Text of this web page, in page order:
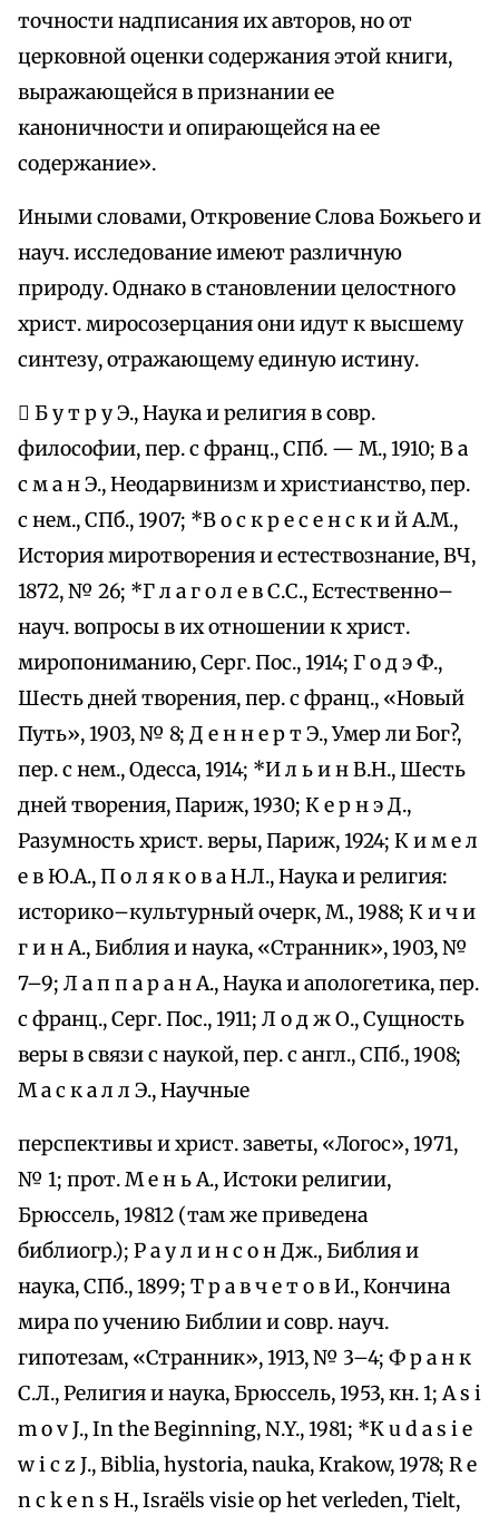
точности надписания их авторов, но от
церковной оценки содержания этой книги,
выражающейся в признании ее
каноничности и опирающейся на ее
содержание».
Иными словами, Откровение Слова Божьего и
науч. исследование имеют различную
природу. Однако в становлении целостного
христ. миросозерцания они идут к высшему
синтезу, отражающему единую истину.
 Б у т р у Э., Наука и религия в совр.
философии, пер. с франц., СПб. — М., 1910; В а
с м а н Э., Неодарвинизм и христианство, пер.
с нем., СПб., 1907; *В о с к р е с е н с к и й А.М.,
История миротворения и естествознание, ВЧ,
1872, № 26; *Г л а г о л е в С.С., Естественно–
науч. вопросы в их отношении к христ.
миропониманию, Серг. Пос., 1914; Г о д э Ф.,
Шесть дней творения, пер. с франц., «Новый
Путь», 1903, № 8; Д е н н е р т Э., Умер ли Бог?,
пер. с нем., Одесса, 1914; *И л ь и н В.Н., Шесть
дней творения, Париж, 1930; К е р н э Д.,
Разумность христ. веры, Париж, 1924; К и м е л
е в Ю.А., П о л я к о в а Н.Л., Наука и религия:
историко–культурный очерк, М., 1988; К и ч и
г и н А., Библия и наука, «Странник», 1903, №
7–9; Л а п п а р а н А., Наука и апологетика, пер.
с франц., Серг. Пос., 1911; Л о д ж О., Сущность
веры в связи с наукой, пер. с англ., СПб., 1908;
М а с к а л л Э., Научные
перспективы и христ. заветы, «Логос», 1971,
№ 1; прот. М е н ь А., Истоки религии,
Брюссель, 19812 (там же приведена
библиогр.); Р а у л и н с о н Дж., Библия и
наука, СПб., 1899; Т р а в ч е т о в И., Кончина
мира по учению Библии и совр. науч.
гипотезам, «Странник», 1913, № 3–4; Ф р а н к
С.Л., Религия и наука, Брюссель, 1953, кн. 1; A s i
m o v J., In the Beginning, N.Y., 1981; *K u d a s i e
w i c z J., Biblia, hystoria, nauka, Krakоw, 1978; R e
n c k e n s H., Israёls visie op het verleden, Tielt,